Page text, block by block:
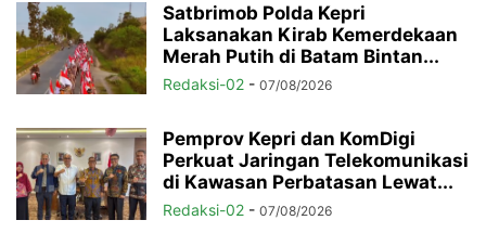
Satbrimob Polda Kepri
Laksanakan Kirab Kemerdekaan
Merah Putih di Batam Bintan...
Redaksi-02 - 07/08/2026
Pemprov Kepri dan KomDigi
Perkuat Jaringan Telekomunikasi
di Kawasan Perbatasan Lewat...
Redaksi-02 - 07/08/2026